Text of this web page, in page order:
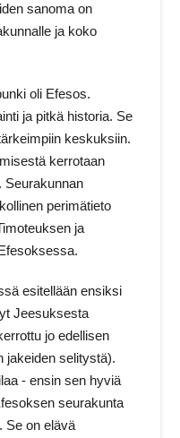
sanoma on
ja koko
oli Efesos.
ja pitkä historia. Se
keskuksiin.
kerrotaan
Seurakunnan
perimätieto
ja
esitellään ensiksi
Jeesuksesta
jo edellisen
jakeiden selitystä).
‑ ensin sen hyviä
seurakunta
Se on elävä